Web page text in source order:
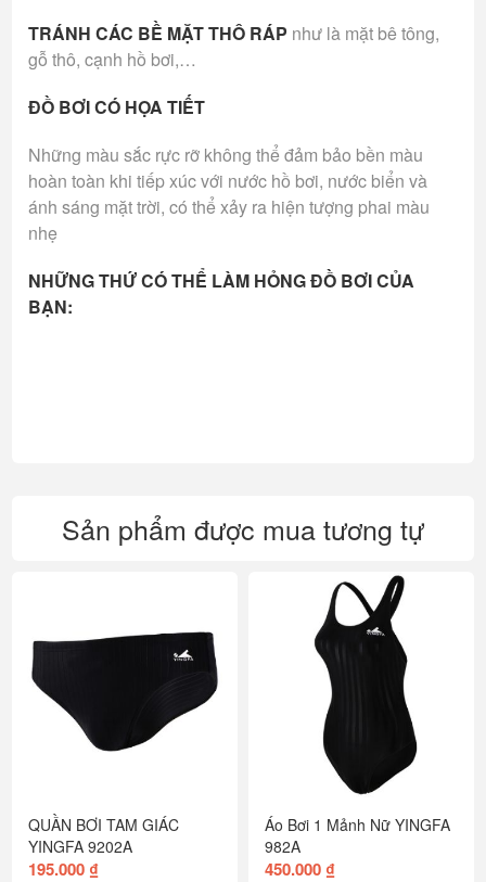
TRÁNH CÁC BỀ MẶT THÔ RÁP như là mặt bê tông,
gỗ thô, cạnh hồ bơi,…
ĐỒ BƠI CÓ HỌA TIẾT
Những màu sắc rực rỡ không thể đảm bảo bền màu
hoàn toàn khi tiếp xúc với nước hồ bơi, nước biển và
ánh sáng mặt trời, có thể xảy ra hiện tượng phai màu
nhẹ
NHỮNG THỨ CÓ THỂ LÀM HỎNG ĐỒ BƠI CỦA
BẠN:
Sản phẩm được mua tương tự
QUẦN BƠI TAM GIÁC
YINGFA 9202A
195.000 ₫
Áo Bơi 1 Mảnh Nữ YINGFA
982A
450.000 ₫